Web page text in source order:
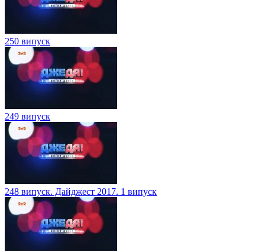
250 випуск
249 випуск
248 випуск. Дайджест 2017. 1 випуск